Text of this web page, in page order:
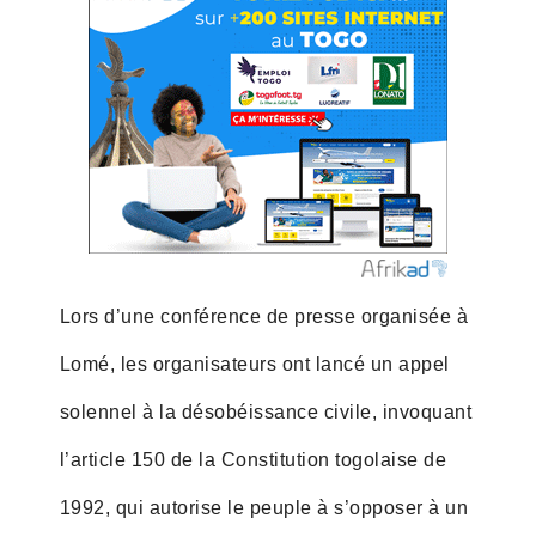
Lors d’une conférence de presse organisée à
Lomé, les organisateurs ont lancé un appel
solennel à la désobéissance civile, invoquant
l’article 150 de la Constitution togolaise de
1992, qui autorise le peuple à s’opposer à un